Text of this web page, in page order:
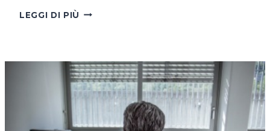
LEGGI DI PIÙ SI
È
LA
SOLITA
QUESTIONE
CUORE